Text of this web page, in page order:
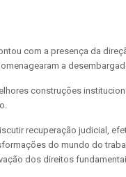
com a presença da
a
construções
recuperação judicial,
do mundo do
dos direitos